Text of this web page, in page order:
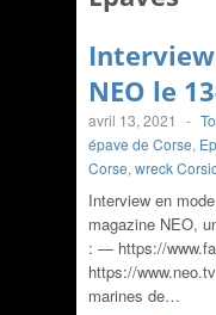
NEO le
avril 13, 2021 -
épave de Corse,
Corse, wreck
Interview en
magazine NEO,
: — https://
https://
marines de…